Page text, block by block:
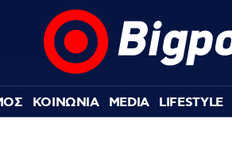
ΚΟΙΝΩΝΙΑ MEDIA LIFESTYLE